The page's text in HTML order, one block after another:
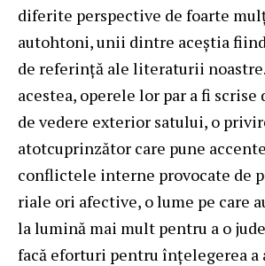
diferite perspective de foarte
autohtoni, unii dintre aceștia
de referință ale literaturii
acestea, operele lor par a fi
de vedere exterior satului, o
atotcuprinzător care pune
conflictele interne provocate de
riale ori afective, o lume pe care
la lumină mai mult pentru a o
facă eforturi pentru înțelegerea a